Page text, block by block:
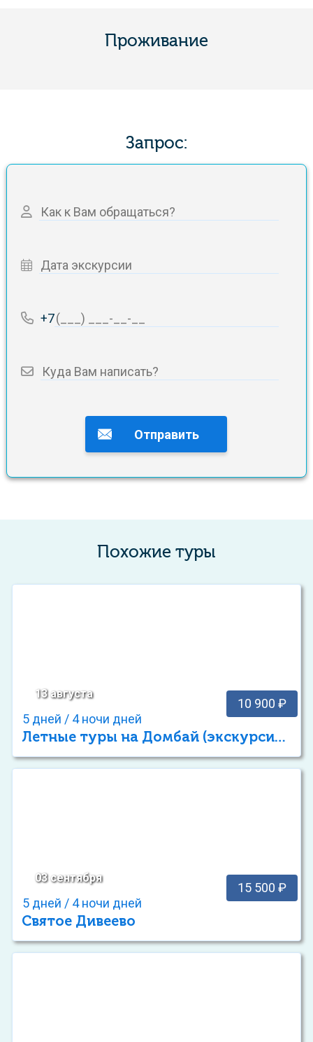
Проживание
Запрос:
+7
Похожие туры
13 августа
10 900 ₽
5 дней / 4 ночи дней
Летные туры на Домбай (экскурсионный отдых)
03 сентября
15 500 ₽
5 дней / 4 ночи дней
Святое Дивеево